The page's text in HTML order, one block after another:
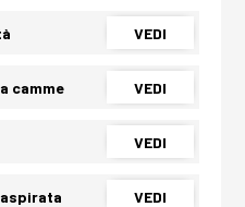
VEDI
camme VEDI
VEDI
VEDI